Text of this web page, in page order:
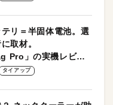
リ＝半固体電池。選
取材。
Pro」の実機レビュ
タイアップ